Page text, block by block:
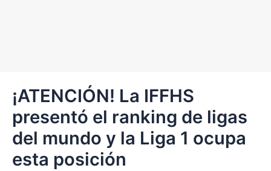
¡ATENCIÓN! La IFFHS
presentó el ranking de ligas
del mundo y la Liga 1 ocupa
esta posición